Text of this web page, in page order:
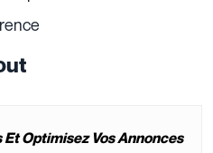
Optimisez Vos Annonces